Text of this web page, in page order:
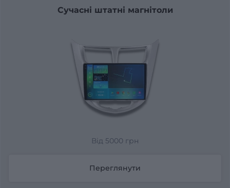
Сучасні штатні магнітоли
Від 5000 грн
Переглянути